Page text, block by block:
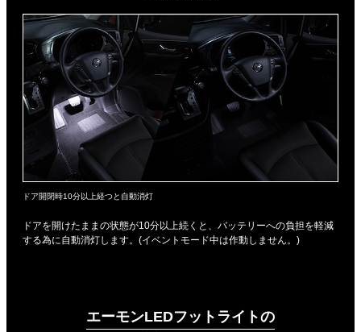
ドア開閉時10分以上経つと自動消灯
ドアを開けたままの状態が10分以上続くと、バッテリーへの負担を軽減
する為に自動消灯します。(イベントモード中は作動しません。)
エーモンLEDフットライトの